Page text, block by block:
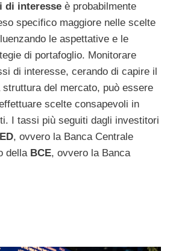
di interesse è probabilmente
specifico maggiore nelle scelte
le aspettative e le
di portafoglio. Monitorare
di interesse, cerando di capire il
del mercato, può essere
scelte consapevoli in
I tassi più seguiti dagli investitori
, ovvero la Banca Centrale
della BCE, ovvero la Banca